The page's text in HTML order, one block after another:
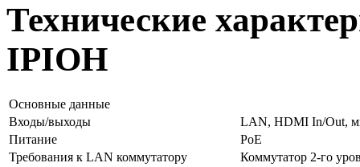
Технические
IPIOH
Основные данные
Входы/выходы
LAN, HDMI In/Out,
Питание
PoE
Требования к LAN коммутатору
Коммутатор 2-го